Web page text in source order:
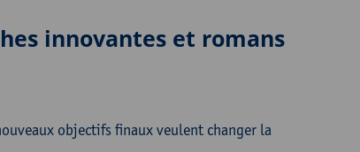
innovantes et romans
objectifs finaux veulent changer la